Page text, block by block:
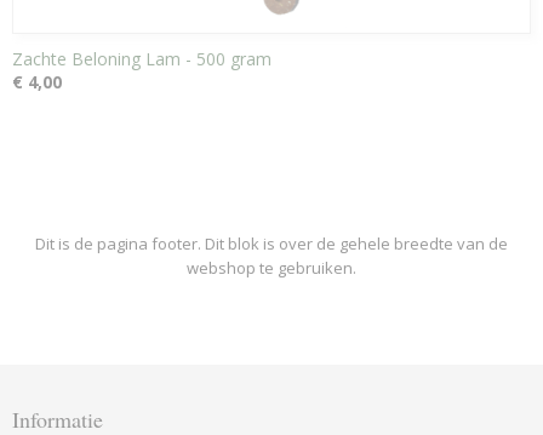
Zachte Beloning Lam - 500 gram
€ 4,00
Dit is de pagina footer. Dit blok is over de gehele breedte van de
webshop te gebruiken.
Informatie